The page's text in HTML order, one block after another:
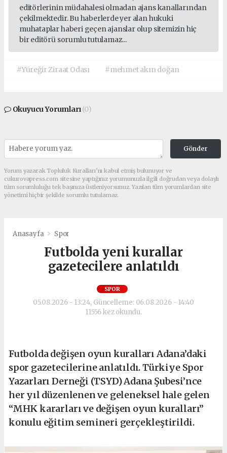
editörlerinin müdahalesi olmadan ajans kanallarından
çekilmektedir. Bu haberlerde yer alan hukuki
muhataplar haberi geçen ajanslar olup sitemizin hiç
bir editörü sorumlu tutulamaz...
#Yüreğir Ziraat Odası #mehmet akın doğan
Okuyucu Yorumları(0)
Gönder
Yorum yazarak Topluluk Kuralları’nı kabul etmiş bulunuyor ve
cukurovapress.com sitesine yaptığınız yorumunuzla ilgili doğrudan veya dolaylı
tüm sorumluluğu tek başınıza üstleniyorsunuz. Yazılan tüm yorumlardan site
yönetimi hiçbir şekilde sorumlu tutulamaz.
Anasayfa Spor
Futbolda yeni kurallar
gazetecilere anlatıldı
SPOR
05.08.2026 - 13:24, Güncelleme: 06.08.2026 - 14:40
11556 kez okundu.
Futbolda değişen oyun kuralları Adana’daki
spor gazetecilerine anlatıldı. Türkiye Spor
Yazarları Derneği (TSYD) Adana Şubesi’nce
her yıl düzenlenen ve geleneksel hale gelen
“MHK kararları ve değişen oyun kuralları”
konulu eğitim semineri gerçekleştirildi.